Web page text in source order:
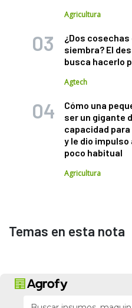
Agricultura
¿Dos cosechas
siembra? El
busca hacerlo
Agtech
Cómo una
ser un gigante
capacidad
y le dio impulso
poco habitual
Agricultura
Temas en esta nota